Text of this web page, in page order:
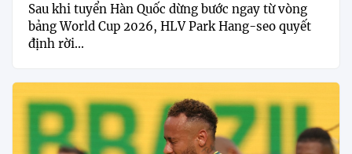
Sau khi tuyển Hàn Quốc dừng bước ngay từ vòng
bảng World Cup 2026, HLV Park Hang-seo quyết
định rời...